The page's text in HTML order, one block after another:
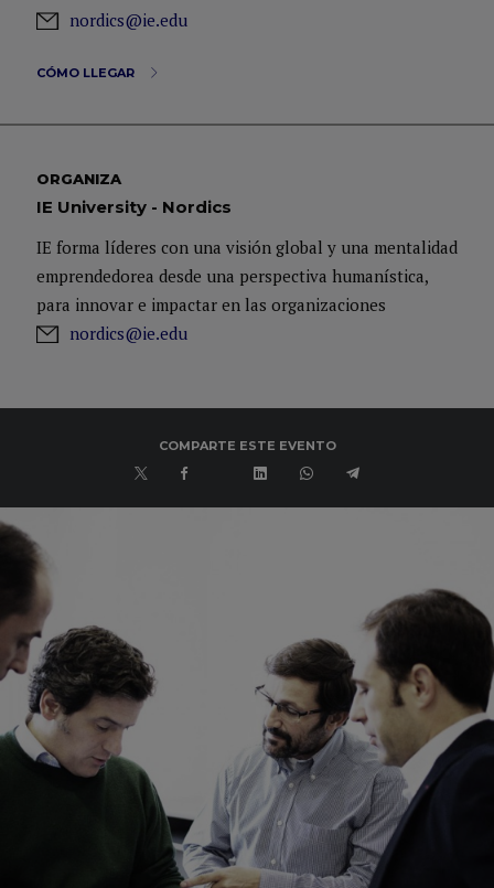
nordics@ie.edu
CÓMO LLEGAR
ORGANIZA
IE University - Nordics
IE forma líderes con una visión global y una mentalidad
emprendedorea desde una perspectiva humanística,
para innovar e impactar en las organizaciones
nordics@ie.edu
COMPARTE ESTE EVENTO